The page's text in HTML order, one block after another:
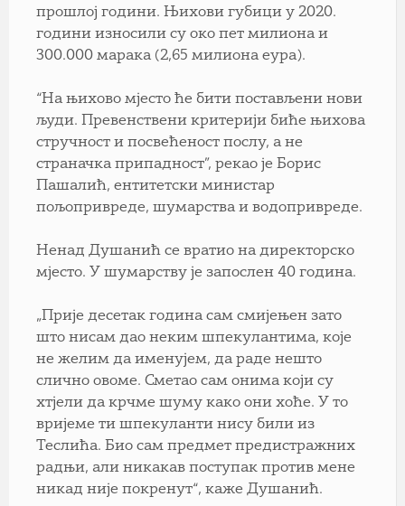
прошлој години. Њихови губици у 2020.
години износили су око пет милиона и
300.000 марака (2,65 милиона еура).
“На њихово мјесто ће бити постављени нови
људи. Превенствени критерији биће њихова
стручност и посвећеност послу, а не
страначка припадност”, рекао је Борис
Пашалић, ентитетски министар
пољопривреде, шумарства и водопривреде.
Ненад Душанић се вратио на директорско
мјесто. У шумарству је запослен 40 година.
„Прије десетак година сам смијењен зато
што нисам дао неким шпекулантима, које
не желим да именујем, да раде нешто
слично овоме. Сметао сам онима који су
хтјели да крчме шуму како они хоће. У то
вријеме ти шпекуланти нису били из
Теслића. Био сам предмет предистражних
радњи, али никакав поступак против мене
никад није покренут“, каже Душанић.